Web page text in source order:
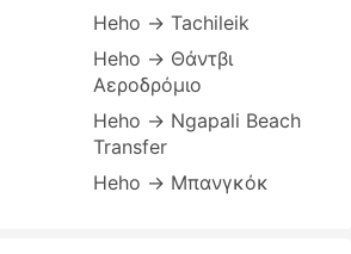
Heho → Tachileik
Heho → Θάντβι
Αεροδρόμιο
Heho → Ngapali Beach
Transfer
Heho → Μπανγκόκ